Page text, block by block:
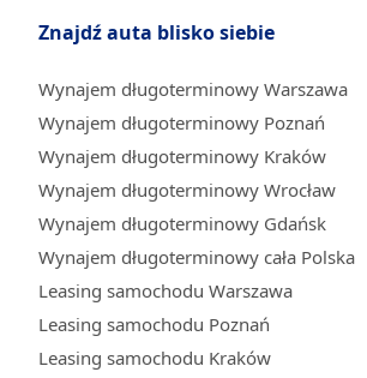
Znajdź auta blisko siebie
Wynajem długoterminowy Warszawa
Wynajem długoterminowy Poznań
Wynajem długoterminowy Kraków
Wynajem długoterminowy Wrocław
Wynajem długoterminowy Gdańsk
Wynajem długoterminowy cała Polska
Leasing samochodu Warszawa
Leasing samochodu Poznań
Leasing samochodu Kraków